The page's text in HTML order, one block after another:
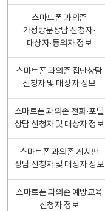
스마트폰 과의존
가정방문상담 신청자·
대상자·동의자 정보
스마트폰 과의존 집단상담
신청자 및 대상자 정보
스마트폰 과의존 전화·포털
상담 신청자 및 대상자 정보
스마트폰 과의존 게시판
상담 신청자 및 대상자 정보
스마트폰 과의존 예방교육
신청자 정보